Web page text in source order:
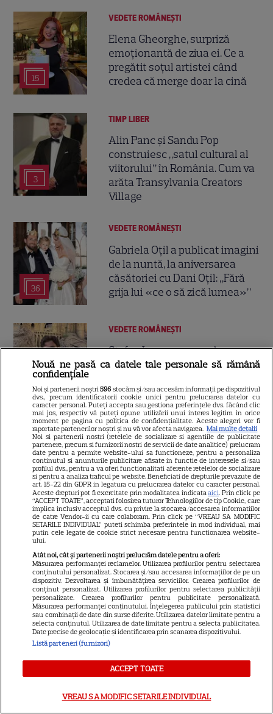
15
VEDETE ROMÂNEŞTI
Elena Gheorghe, surpriză
emoționantă de ziua ei. Ce a
pregătit soțul artistei când
credea că merge doar la cină
3
TIMP LIBER
Alin Panc și Sandu Pop
construiesc „satul cultural al
viitorului” în România. Cum va
arăta Transylvania Creators
Village
36
VEDETE ROMÂNEŞTI
Gabriela Oțil a publicat imagini
de la nuntă, la aniversarea
căsătoriei cu Dani Oțil: „Fără
grija lui «ce o să zică lumea»”
21
VEDETE ROMÂNEŞTI
Ștefan Iancu, pe urmele
marilor actori din „Harry
fără cuvinte la studiourile din
Marea Britanie
12
TELEVIZIUNE
Cheloo, declarație neașteptată
înainte de Asia Express: „Cred
că e singura chestie la care m-
am gândit”
18
VEDETE STRĂINE
Imagini memorabile de la
nunta Prințesei Diana cu
Prințul Charles. Detalii
fascinante de la ceremonia
regală din 1981
TELEVIZIUNE
Amendă de 4 milioane de euro
anunță că va contesta decizia
Nouă ne pasă ca datele tale personale să rămână
confidențiale
Noi și partenerii noștri596 stocăm și/sau accesăm informații pe dispozitivul
dvs., precum identificatorii cookie unici pentru prelucrarea datelor cu
caracter personal. Puteți accepta sau gestiona preferințele dvs. făcând clic
mai jos, respectiv vă puteți opune utilizării unui interes legitim în orice
moment pe pagina cu politica de confidențialitate. Aceste alegeri vor fi
raportate partenerilor noștri și nu vă vor afecta navigarea. Mai multe detalii
Noi si partenerii nostri (retelele de socializare si agentiile de publicitate
partenere, precum si furnizorii nostri de servicii de date analitice) prelucram
date pentru a permite website-ului sa functioneze, pentru a personaliza
continutul si anunturile publicitare afisate in functie de interesele si/sau
profilul dvs., pentru a va oferi functionalitati aferente retelelor de socializare
si pentru a analiza traficul pe website. Beneficiati de drepturile prevazute de
art. 15-22 din GDPR in legatura cu prelucrarea datelor cu caracter personal.
Aceste drepturi pot fi exercitate prin modalitatea indicataaici. Prin click pe
“ACCEPT TOATE”, acceptati folosirea tuturor Tehnologiilor de tip Cookie, care
implica inclusiv acceptul dvs. cu privire la stocarea/accesarea informatiilor
de catre Vendor-ii cu care colaboram. Prin click pe “VREAU SA MODIFIC
SETARILE INDIVIDUAL” puteti schimba preferintele in mod individual, mai
putin cele legate de cookie strict necesare pentru functionarea website-
ului.
Atât noi, cât și partenerii noștri prelucrăm datele pentru a oferi:
Măsurarea performanței reclamelor. Utilizarea profilurilor pentru selectarea
conținutului personalizat. Stocarea și/sau accesarea informațiilor de pe un
dispozitiv. Dezvoltarea și îmbunătățirea serviciilor. Crearea profilurilor de
conținut personalizat. Utilizarea profilurilor pentru selectarea publicității
personalizate. Crearea profilurilor pentru publicitate personalizată.
Măsurarea performanței conținutului. Înțelegerea publicului prin statistici
sau combinații de date din surse diferite. Utilizarea datelor limitate pentru a
selecta conținutul. Utilizarea de date limitate pentru a selecta publicitatea.
Date precise de geolocație și identificarea prin scanarea dispozitivului.
Listă parteneri (furnizori)
ACCEPT TOATE
VREAU SA MODIFIC SETARILE INDIVIDUAL